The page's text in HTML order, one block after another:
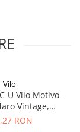
Vilo
U Vilo Motivo -
Vintage,
mm, 2.65
RON